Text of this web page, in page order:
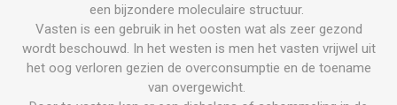
een bijzondere moleculaire structuur.
Vasten is een gebruik in het oosten wat als zeer gezond
wordt beschouwd. In het westen is men het vasten vrijwel uit
het oog verloren gezien de overconsumptie en de toename
van overgewicht.